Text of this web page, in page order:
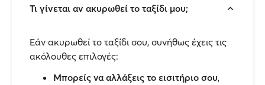
Τι γίνεται αν ακυρωθεί το ταξίδι μου;
Εάν ακυρωθεί το ταξίδι σου, συνήθως έχεις τις
ακόλουθες επιλογές:
Μπορείς να αλλάξεις το εισιτήριο σου,